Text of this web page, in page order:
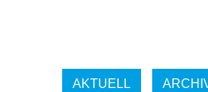
AKTUELL